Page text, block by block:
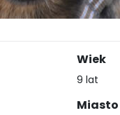
Wiek
9 lat
Miasto